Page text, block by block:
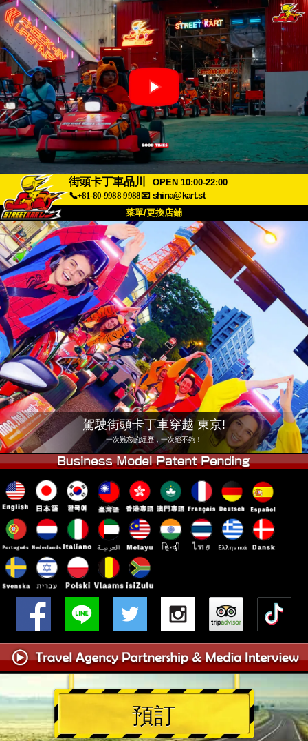
街頭卡丁車品川
OPEN 10:00-22:00
📞+81-80-9988-9988📧 shina@kart.st
菜單/更換店鋪
關於 規格 價格
交通方式 顧客聲音 常見問題
公司 預訂
更換店鋪
東京 品川 #1 東京 秋葉原 #1
東京 秋葉原 #2 東京 澀谷
東京 澀谷附店 東京灣
東京 淺草 大阪
沖繩
駕駛街頭卡丁車穿越 東京!
一次難忘的經歷，一次絕不夠！
預訂